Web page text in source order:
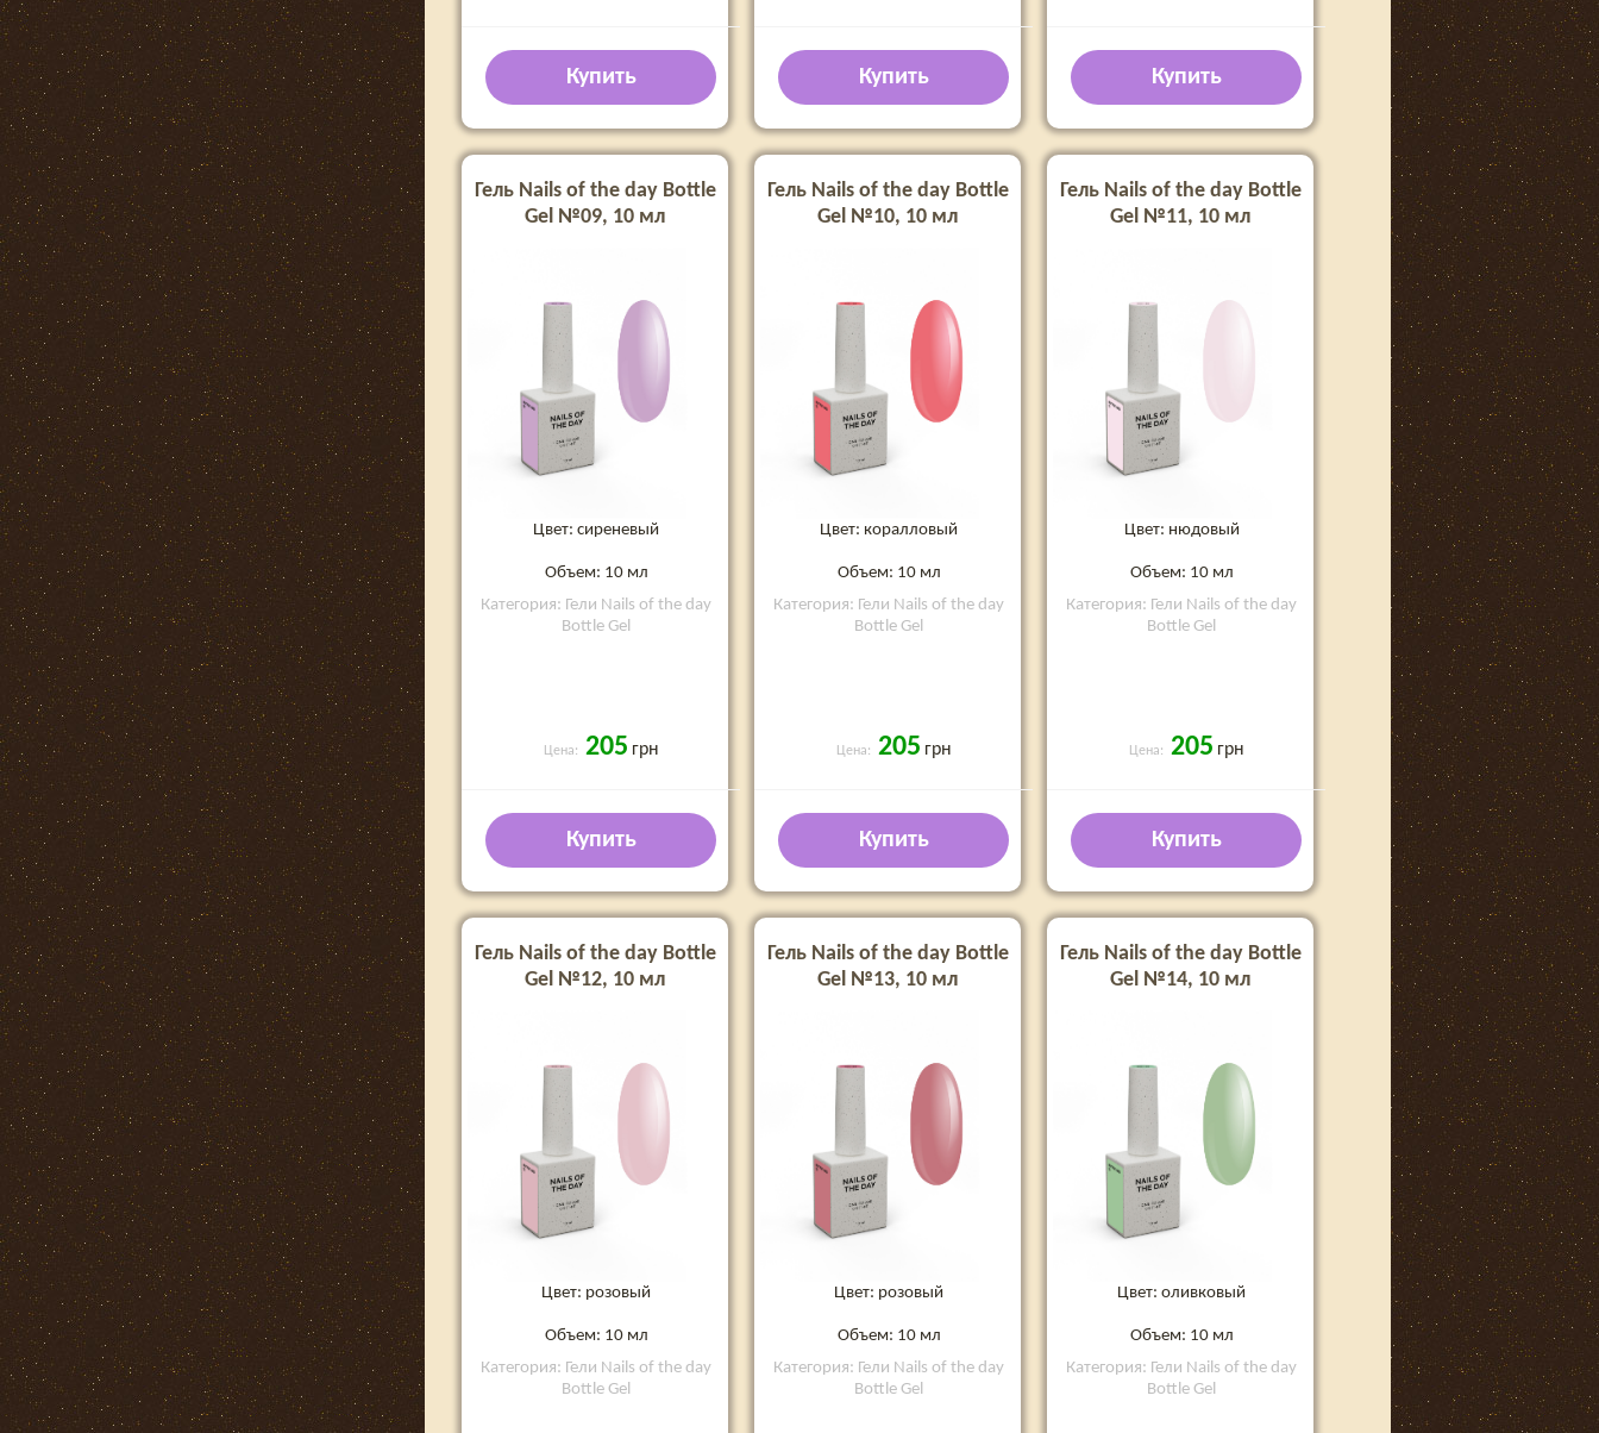
Купить Купить Купить
Гель Nails of the day Bottle
Gel №09, 10 мл
Цвет: сиреневый
Объем: 10 мл
Категория: Гели Nails of the day
Bottle Gel
Цена: 205 грн
Купить
Гель Nails of the day Bottle
Gel №10, 10 мл
Цвет: коралловый
Объем: 10 мл
Категория: Гели Nails of the day
Bottle Gel
Цена: 205 грн
Купить
Гель Nails of the day Bottle
Gel №11, 10 мл
Цвет: нюдовый
Объем: 10 мл
Категория: Гели Nails of the day
Bottle Gel
Цена: 205 грн
Купить
Гель Nails of the day Bottle
Gel №12, 10 мл
Цвет: розовый
Объем: 10 мл
Категория: Гели Nails of the day
Bottle Gel
Гель Nails of the day Bottle
Gel №13, 10 мл
Цвет: розовый
Объем: 10 мл
Категория: Гели Nails of the day
Bottle Gel
Гель Nails of the day Bottle
Gel №14, 10 мл
Цвет: оливковый
Объем: 10 мл
Категория: Гели Nails of the day
Bottle Gel